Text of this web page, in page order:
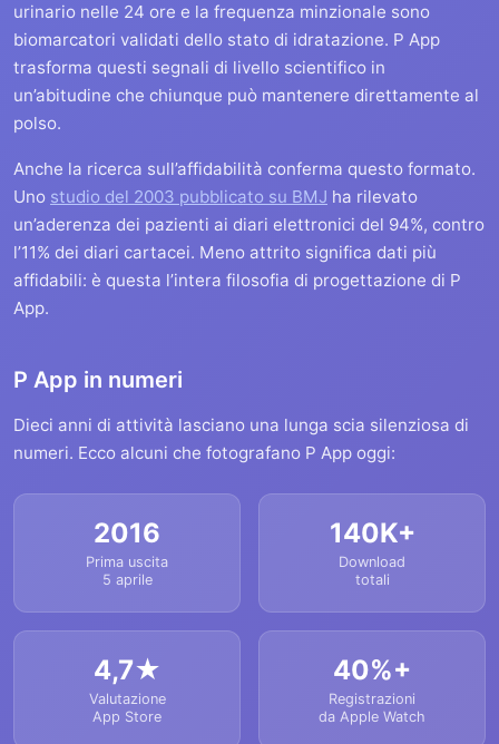
urinario nelle 24 ore e la frequenza minzionale sono
biomarcatori validati dello stato di idratazione. P App
trasforma questi segnali di livello scientifico in
un’abitudine che chiunque può mantenere direttamente al
polso.
Anche la ricerca sull’affidabilità conferma questo formato.
Uno studio del 2003 pubblicato su BMJ ha rilevato
un’aderenza dei pazienti ai diari elettronici del 94%, contro
l’11% dei diari cartacei. Meno attrito significa dati più
affidabili: è questa l’intera filosofia di progettazione di P
App.
P App in numeri
Dieci anni di attività lasciano una lunga scia silenziosa di
numeri. Ecco alcuni che fotografano P App oggi:
2016
Prima uscita
5 aprile
140K+
Download
totali
4,7★
Valutazione
App Store
40%+
Registrazioni
da Apple Watch